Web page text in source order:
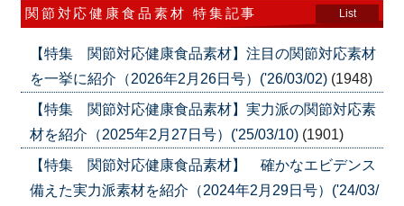
関節対応健康食品素材 特集記事 List
【特集 関節対応健康食品素材】注目の関節対応素材
を一挙に紹介（2026年2月26日号）('26/03/02) (1948)
【特集 関節対応健康食品素材】実力派の関節対応素
材を紹介（2025年2月27日号）('25/03/10) (1901)
【特集 関節対応健康食品素材】 確かなエビデンス
備えた実力派素材を紹介（2024年2月29日号）('24/03/